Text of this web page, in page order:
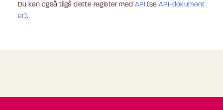
Du kan også tilgå dette register med API (seAPI-dokument
er).